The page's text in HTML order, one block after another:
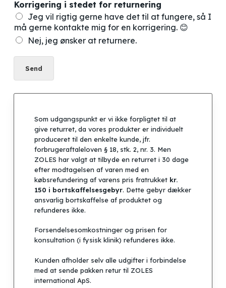
Korrigering i stedet for returnering
Jeg vil rigtig gerne have det til at fungere, så I
må gerne kontakte mig for en korrigering. 😊
Nej, jeg ønsker at returnere.
Send
Som udgangspunkt er vi ikke forpligtet til at
give returret, da vores produkter er individuelt
produceret til den enkelte kunde, jfr.
forbrugeraftaleloven § 18, stk. 2, nr. 3. Men
ZOLES har valgt at tilbyde en returret i 30 dage
efter modtagelsen af varen med en
købsrefundering af varens pris fratrukket kr.
150 i bortskaffelsesgebyr. Dette gebyr dækker
ansvarlig bortskaffelse af produktet og
refunderes ikke.
Forsendelsesomkostninger og prisen for
konsultation (i fysisk klinik) refunderes ikke.
Kunden afholder selv alle udgifter i forbindelse
med at sende pakken retur til ZOLES
international ApS.